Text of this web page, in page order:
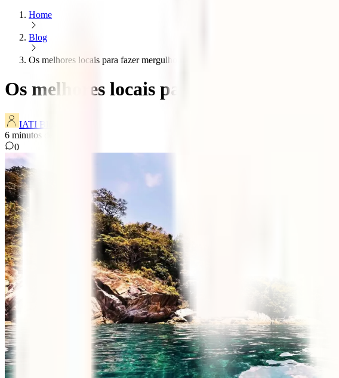
Home
Blog
Os melhores locais para fazer mergulho na tailandia
Os melhores locais para fazer mergulho
IATI Blog
6 minutos de leitura
0